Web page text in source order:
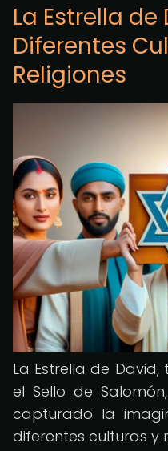
La Estrella de
Diferentes
Religiones
La Estrella de
el Sello de
capturado la
diferentes culturas y